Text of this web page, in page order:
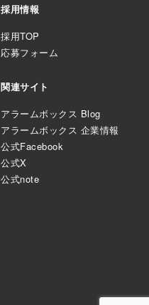
採用情報
採用TOP
応募フォーム
関連サイト
アラームボックス Blog
アラームボックス 企業情報
公式Facebook
公式X
公式note